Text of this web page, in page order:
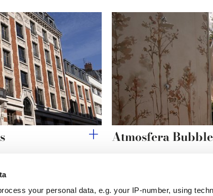
your personal data, e.g. your IP-number, using
Atmosfera